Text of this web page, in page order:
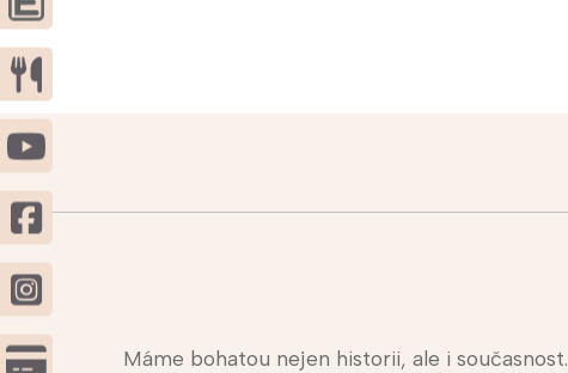
Máme bohatou nejen historii, ale i současnost.